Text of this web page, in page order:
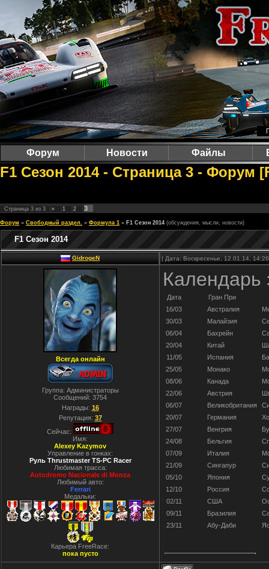
Форум Новости Файлы
F1 Сезон 2014 - Страница 3 - Форум
Страница 3 из 3 « 1 2 3
Форум » Свободный раздел. » Формула 1 » F1 Сезон 2014 (обсуждения, мысли, новости)
F1 Сезон 2014
GidrogeN | Дата: Воскресенье, 12.01.14,
Всегда онлайн
Группа: Администраторы
Сообщений: 3754
Награды: 16
Репутация: 37
Сейчас:
Имя:
Alexey Kazymov
Управление в гонках:
Руль Thrustmaster TS-PC Racer
Любимая трасса:
Autodromo Nacionale di Monza
Любимый авто:
Ferrari
Медальки:
Карьера FreeRace:
пока пусто
Календарь
Дата
Гран При
16/03
Австралия
30/03
Малайзия
06/04
Бахрейн
20/04
Китай
11/05
Испания
25/05
Монако
08/06
Канада
22/06
Австрия
06/07
Великобритания
20/07
Германия
27/07
Венгрия
24/08
Бельгия
07/09
Италия
21/09
Сингапур
05/10
Япония
12/10
Россия
02/11
США
09/11
Бразилия
23/11
Абу-Даби